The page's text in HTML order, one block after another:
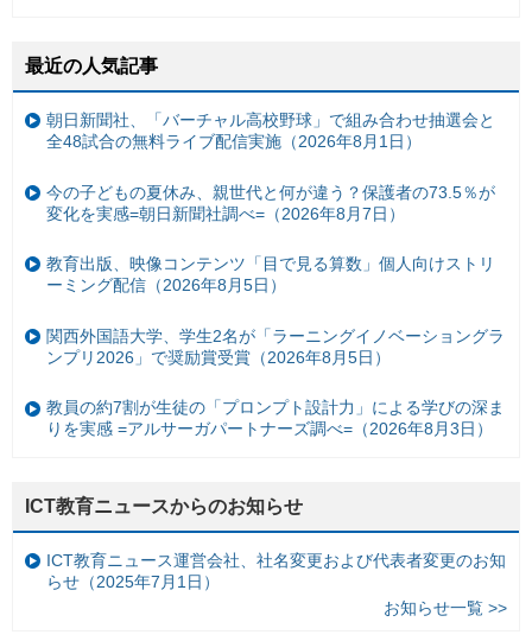
最近の人気記事
朝日新聞社、「バーチャル高校野球」で組み合わせ抽選会と
全48試合の無料ライブ配信実施（2026年8月1日）
今の子どもの夏休み、親世代と何が違う？保護者の73.5％が
変化を実感=朝日新聞社調べ=（2026年8月7日）
教育出版、映像コンテンツ「目で見る算数」個人向けストリ
ーミング配信（2026年8月5日）
関西外国語大学、学生2名が「ラーニングイノベーショングラ
ンプリ2026」で奨励賞受賞（2026年8月5日）
教員の約7割が生徒の「プロンプト設計力」による学びの深ま
りを実感 =アルサーガパートナーズ調べ=（2026年8月3日）
ICT教育ニュースからのお知らせ
ICT教育ニュース運営会社、社名変更および代表者変更のお知
らせ（2025年7月1日）
お知らせ一覧 >>